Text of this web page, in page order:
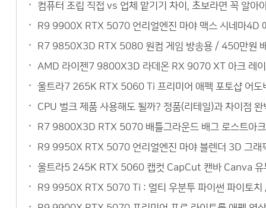
컴퓨터 조립 직접 vs 업체 맡기기 차이, 초보라면 꼭 알아
R9 9900X RTX 5070 언리얼엔진 마야 맥스 시네마4D
R7 9850X3D RTX 5080 원컴 게임 방송용 / 450만원
AMD 라이젠7 9800X3D 라데온 RX 9070 XT 아크 레
울트라7 265K RTX 5060 Ti 프리미어 애펙 포토샵 어도
CPU 벌크 제품 사용해도 될까? 정품(리테일)과 차이점
R7 9800X3D RTX 5070 배틀그라운드 배그 로스트아
R9 9950X RTX 5070 언리얼엔진 마야 블렌더 3D 그래
울트라5 245K RTX 5060 캡컷 CapCut 캔바 Canva 유
R9 9950X RTX 5070 Ti : 멀티 우분투 파이썬 파이토치